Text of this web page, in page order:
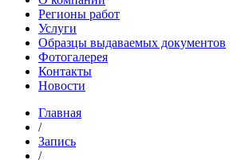
Регионы работ
Услуги
Образцы выдаваемых документов
Фотогалерея
Контакты
Новости
Главная
/
Запись
/